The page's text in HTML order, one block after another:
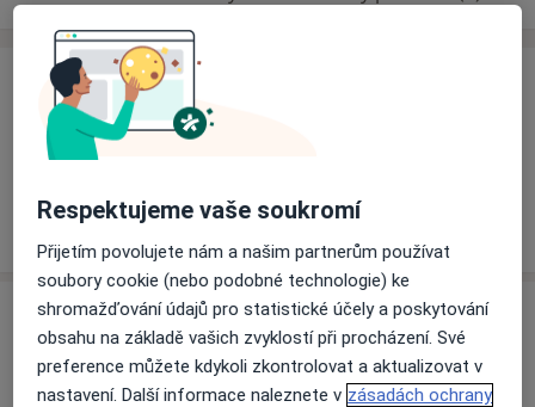
Ceník
Informace o službách a cenách nejsou k dispozici
Tento specialista ještě nepřidával žádné informace o
Adresa
Praktický lékař pro dospělé
Dr. E. Beneše 67, Bruntál79201
Respektujeme vaše soukromí
Přijetím povolujete nám a našim partnerům používat
soubory cookie (nebo podobné technologie) ke
shromažďování údajů pro statistické účely a poskytování
obsahu na základě vašich zvyklostí při procházení. Své
preference můžete kdykoli zkontrolovat a aktualizovat v
nastavení. Další informace naleznete v zásadách ochrany